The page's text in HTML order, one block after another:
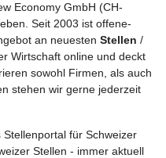
Economy GmbH (CH-
Seit 2003 ist offene-
an neuesten Stellen /
Wirtschaft online und deckt
sowohl Firmen, als auch
stehen wir gerne jederzeit
Stellenportal für Schweizer
Stellen - immer aktuell